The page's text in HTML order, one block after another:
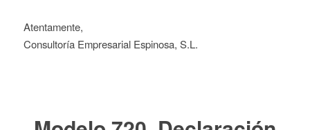
Atentamente,
Consultoría Empresarial Espinosa, S.L.